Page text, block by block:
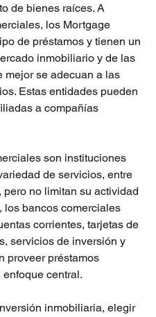
de bienes raíces. A
los Mortgage
de préstamos y tienen un
inmobiliario y de las
mejor se adecuan a las
Estas entidades pueden
a compañías
son instituciones
de servicios, entre
no limitan su actividad
los bancos comerciales
corrientes, tarjetas de
servicios de inversión y
proveer préstamos
central.
inmobiliaria, elegir